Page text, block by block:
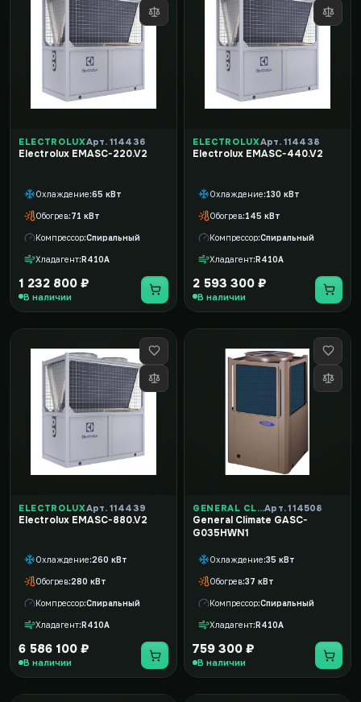
ELECTROLUXАрт. 114436
Electrolux EMASC-220.V2
Охлаждение 65 кВт
Обогрев 71 кВт
Компрессор Спиральный
Хладагент R410A
1 232 800 ₽
В наличии
ELECTROLUXАрт. 114438
Electrolux EMASC-440.V2
Охлаждение 130 кВт
Обогрев 145 кВт
Компрессор Спиральный
Хладагент R410A
2 593 300 ₽
В наличии
ELECTROLUXАрт. 114439
Electrolux EMASC-880.V2
Охлаждение 260 кВт
Обогрев 280 кВт
Компрессор Спиральный
Хладагент R410A
6 586 100 ₽
В наличии
GENERAL CLIMATEАрт. 114508
General Climate GASC-
G035HWN1
Охлаждение 35 кВт
Обогрев 37 кВт
Компрессор Спиральный
Хладагент R410A
759 300 ₽
В наличии